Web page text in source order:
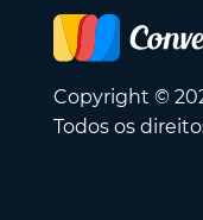
Copyright ©
Todos os